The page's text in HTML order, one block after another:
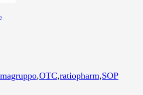
,OTC,ratiopharm,SOP